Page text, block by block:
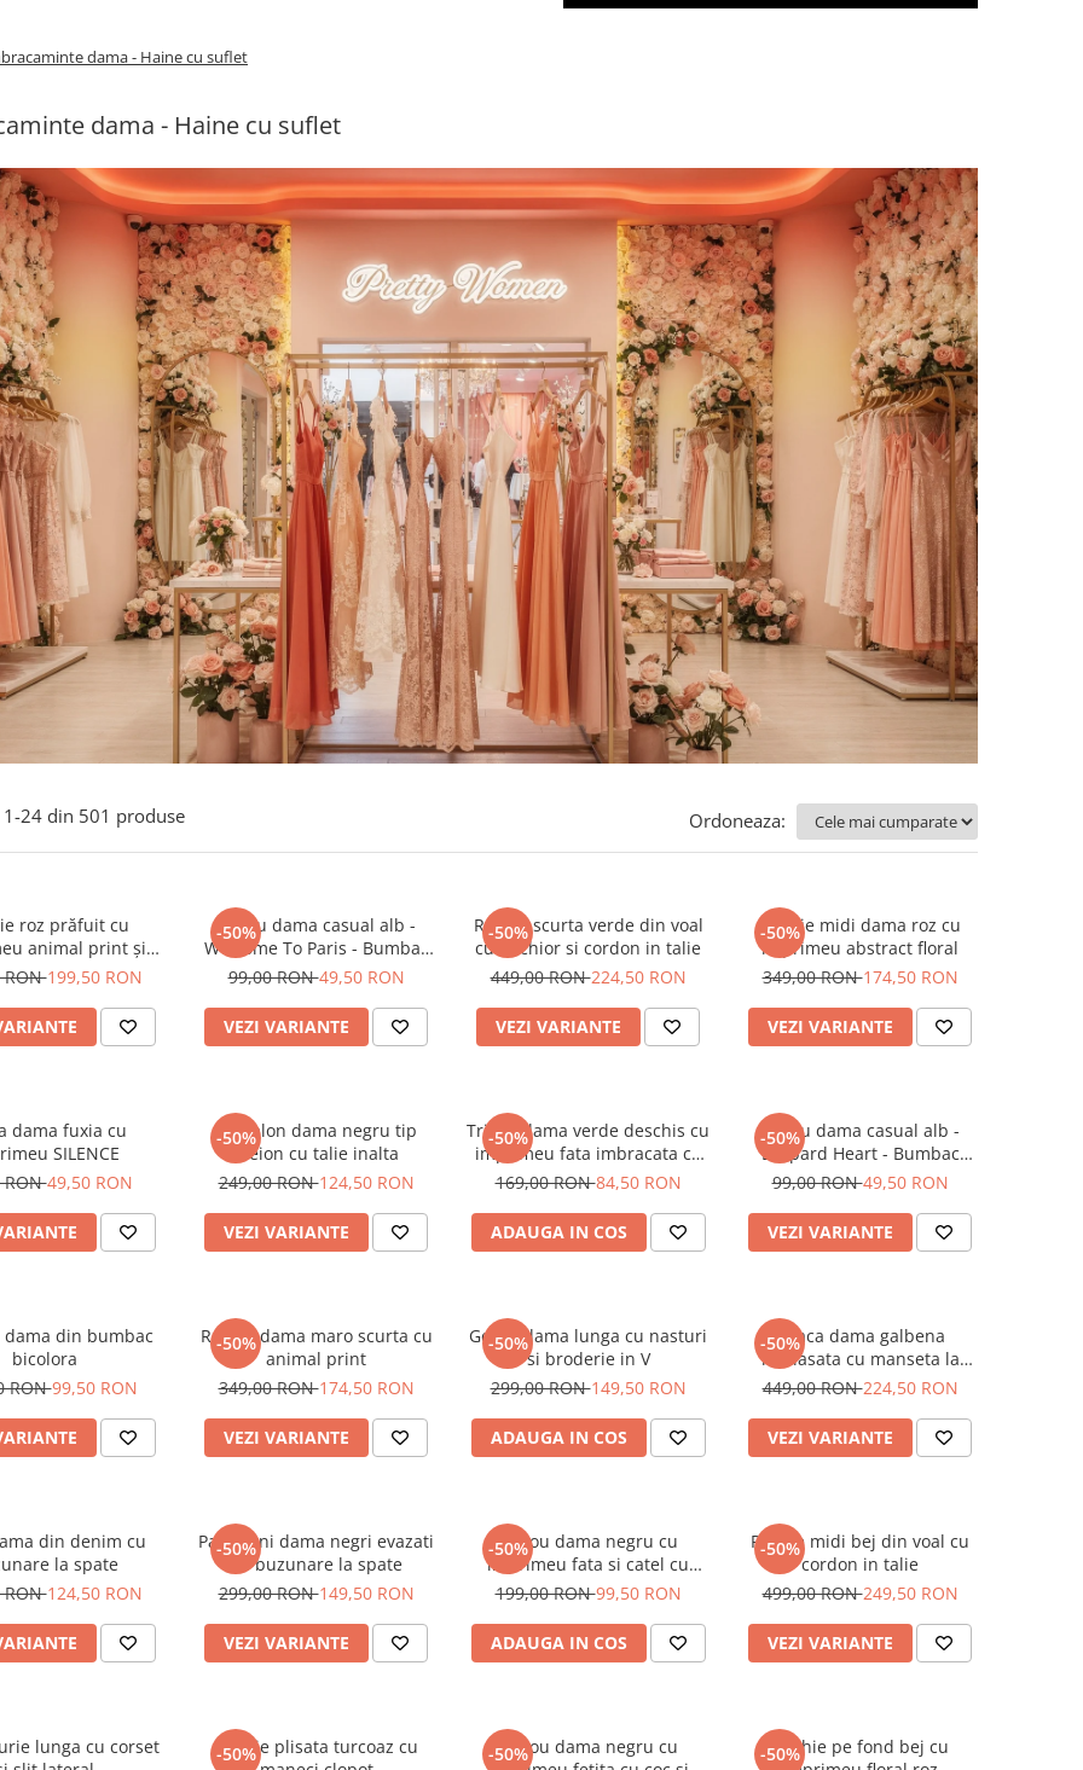
dama - Haine cu suflet
dama - Haine cu suflet
1-24 din 501 produse Ordoneaza:
roz prăfuit cu
animal print și
curea
RON199,50 RON
-50%
Tricou dama casual alb -
Welcome To Paris - Bumbac
Organic
99,00 RON49,50 RON
VEZI VARIANTE
-50%
Rochie scurta verde din voal
cu anchior si cordon in talie
449,00 RON224,50 RON
VEZI VARIANTE
-50%
Rochie midi dama roz cu
imprimeu abstract floral
349,00 RON174,50 RON
VEZI VARIANTE
dama fuxia cu
SILENCE
RON49,50 RON
-50%
Pantalon dama negru tip
creion cu talie inalta
249,00 RON124,50 RON
VEZI VARIANTE
-50%
Tricou dama verde deschis cu
imprimeu fata imbracata cu
alb si inghetata in mana
169,00 RON84,50 RON
ADAUGA IN COS
-50%
Tricou dama casual alb -
Leopard Heart - Bumbac
Organic
99,00 RON49,50 RON
VEZI VARIANTE
dama din bumbac
bicolora
RON99,50 RON
-50%
Rochie dama maro scurta cu
animal print
349,00 RON174,50 RON
VEZI VARIANTE
-50%
Geaca dama lunga cu nasturi
si broderie in V
299,00 RON149,50 RON
ADAUGA IN COS
-50%
Geaca dama galbena
matlasata cu manseta la
maneca si elastic in talie
449,00 RON224,50 RON
VEZI VARIANTE
din denim cu
la spate
RON124,50 RON
-50%
Pantaloni dama negri evazati
cu buzunare la spate
299,00 RON149,50 RON
VEZI VARIANTE
-50%
Tricou dama negru cu
imprimeu fata si catel cu
ochelari
199,00 RON99,50 RON
ADAUGA IN COS
-50%
Rochie midi bej din voal cu
cordon in talie
499,00 RON249,50 RON
VEZI VARIANTE
lunga cu corset
-50%
Rochie plisata turcoaz cu
-50%
Tricou dama negru cu
-50%
Rochie pe fond bej cu